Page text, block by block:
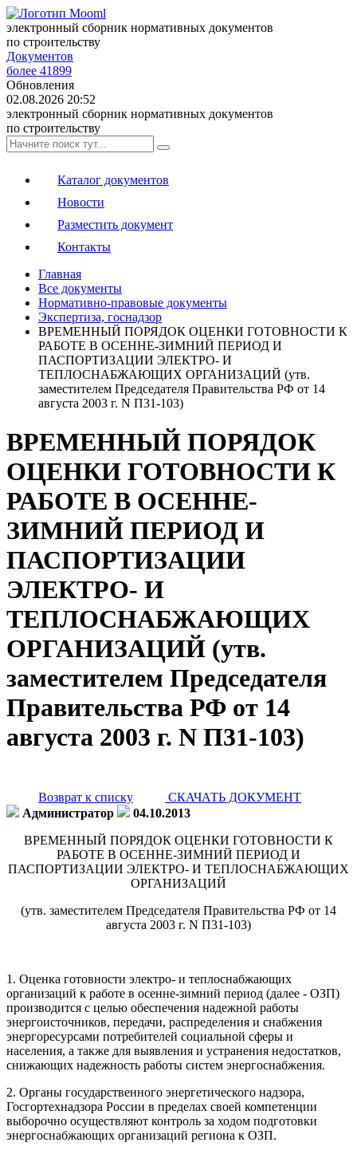
электронный сборник нормативных документов
по строительству
Документов
более 41899
Обновления
02.08.2026 20:52
электронный сборник нормативных документов
по строительству
Каталог документов
Новости
Разместить документ
Контакты
Главная
Все документы
Нормативно-правовые документы
Экспертиза, госнадзор
ВРЕМЕННЫЙ ПОРЯДОК ОЦЕНКИ ГОТОВНОСТИ К
РАБОТЕ В ОСЕННЕ-ЗИМНИЙ ПЕРИОД И
ПАСПОРТИЗАЦИИ ЭЛЕКТРО- И
ТЕПЛОСНАБЖАЮЩИХ ОРГАНИЗАЦИЙ (утв.
заместителем Председателя Правительства РФ от 14
августа 2003 г. N П31-103)
ВРЕМЕННЫЙ ПОРЯДОК
ОЦЕНКИ ГОТОВНОСТИ К
РАБОТЕ В ОСЕННЕ-
ЗИМНИЙ ПЕРИОД И
ПАСПОРТИЗАЦИИ
ЭЛЕКТРО- И
ТЕПЛОСНАБЖАЮЩИХ
ОРГАНИЗАЦИЙ (утв.
заместителем Председателя
Правительства РФ от 14
августа 2003 г. N П31-103)
Возврат к списку
СКАЧАТЬ ДОКУМЕНТ
Администратор
04.10.2013
ВРЕМЕННЫЙ ПОРЯДОК ОЦЕНКИ ГОТОВНОСТИ К
РАБОТЕ В ОСЕННЕ-ЗИМНИЙ ПЕРИОД И
ПАСПОРТИЗАЦИИ ЭЛЕКТРО- И ТЕПЛОСНАБЖАЮЩИХ
ОРГАНИЗАЦИЙ
(утв. заместителем Председателя Правительства РФ от 14
августа 2003 г. N П31-103)
1. Оценка готовности электро- и теплоснабжающих
организаций к работе в осенне-зимний период (далее - ОЗП)
производится с целью обеспечения надежной работы
энергоисточников, передачи, распределения и снабжения
энергоресурсами потребителей социальной сферы и
населения, а также для выявления и устранения недостатков,
снижающих надежность работы систем энергоснабжения.
2. Органы государственного энергетического надзора,
Госгортехнадзора России в пределах своей компетенции
выборочно осуществляют контроль за ходом подготовки
энергоснабжающих организаций региона к ОЗП.